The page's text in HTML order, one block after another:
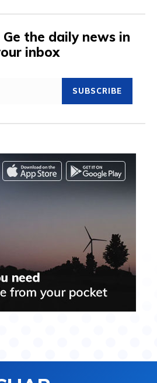
the daily news in
inbox
SUBSCRIBE